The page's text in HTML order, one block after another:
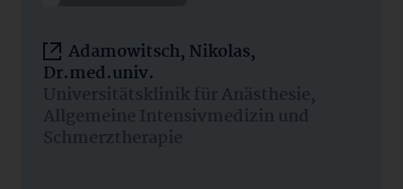
Adamowitsch, Nikolas,
Dr.med.univ.
Universitätsklinik für Anästhesie,
Allgemeine Intensivmedizin und
Schmerztherapie